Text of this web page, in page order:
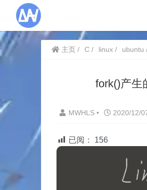
主页 C linux ubuntu
fork()产生
MWHLS • 2020/12/
已阅： 156